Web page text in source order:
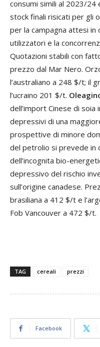
consumi simili al 2023/24
stock finali risicati per gli
per la campagna attesi in
utilizzatori e la
Quotazioni stabili con
prezzo dal Mar Nero.
l’australiano a 248 $/t; il
l’ucraino 201 $/t.
dell’import Cinese di
depressivi di una
prospettive di minore
del petrolio si prevede in
dell’incognita bio-
depressivo del rischio
sull’origine canadese.
brasiliana a 412 $/t e
Fob Vancouver a 472 $/t.
TAG cereali prezzi
Facebook